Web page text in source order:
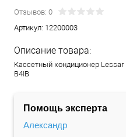
Отзывов: 0
Артикул: 12200003
Описание товара:
Кассетный кондиционер
B4IB
Помощь эксперта
Александр